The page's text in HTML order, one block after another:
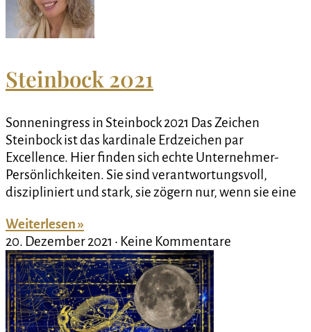
Steinbock 2021
Sonneningress in Steinbock 2021 Das Zeichen
Steinbock ist das kardinale Erdzeichen par
Excellence. Hier finden sich echte Unternehmer-
Persönlichkeiten. Sie sind verantwortungsvoll,
diszipliniert und stark, sie zögern nur, wenn sie eine
Weiterlesen »
20. Dezember 2021
Keine Kommentare